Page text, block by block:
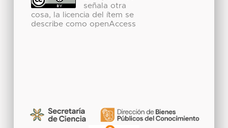
señala otra
cosa, la licencia del ítem se
describe como openAccess